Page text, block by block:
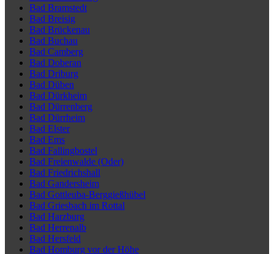
Bad Bramstedt
Bad Breisig
Bad Brückenau
Bad Buchau
Bad Camberg
Bad Doberan
Bad Driburg
Bad Düben
Bad Dürkheim
Bad Dürrenberg
Bad Dürrheim
Bad Elster
Bad Ems
Bad Fallingbostel
Bad Freienwalde (Oder)
Bad Friedrichshall
Bad Gandersheim
Bad Gottleuba-Berggießhübel
Bad Griesbach im Rottal
Bad Harzburg
Bad Herrenalb
Bad Hersfeld
Bad Homburg vor der Höhe